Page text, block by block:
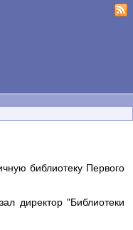
библиотеку Первого
директор "Библиотеки